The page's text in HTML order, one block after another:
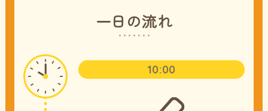
一日の流れ
10:00